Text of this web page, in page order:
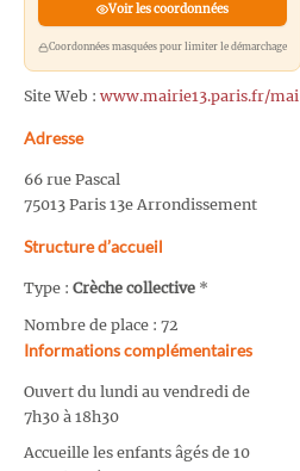
Voir les coordonnées
Coordonnées masquées pour limiter le démarchage
Site Web : www.mairie13.paris.fr/mai
Adresse
66 rue Pascal
75013 Paris 13e Arrondissement
Structure d’accueil
Type : Crèche collective *
Nombre de place : 72
Informations complémentaires
Ouvert du lundi au vendredi de
7h30 à 18h30
Accueille les enfants âgés de 10